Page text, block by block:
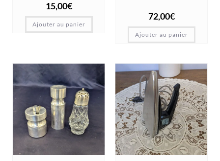
15,00€
Ajouter au panier
72,00€
Ajouter au panier